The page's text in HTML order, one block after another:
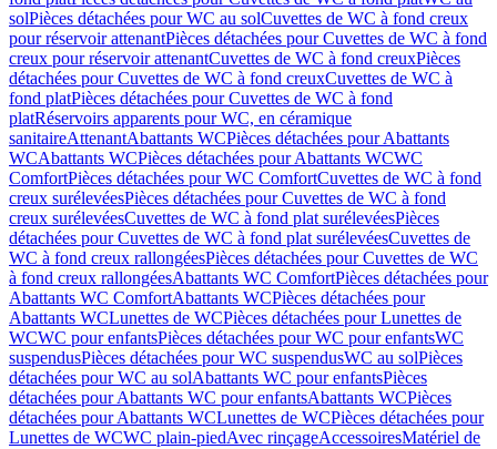
solPièces détachées pour WC au solCuvettes de WC à fond creux
pour réservoir attenantPièces détachées pour Cuvettes de WC à fond
creux pour réservoir attenantCuvettes de WC à fond creuxPièces
détachées pour Cuvettes de WC à fond creuxCuvettes de WC à
fond platPièces détachées pour Cuvettes de WC à fond
platRéservoirs apparents pour WC, en céramique
sanitaireAttenantAbattants WCPièces détachées pour Abattants
WCAbattants WCPièces détachées pour Abattants WCWC
ComfortPièces détachées pour WC ComfortCuvettes de WC à fond
creux surélevéesPièces détachées pour Cuvettes de WC à fond
creux surélevéesCuvettes de WC à fond plat surélevéesPièces
détachées pour Cuvettes de WC à fond plat surélevéesCuvettes de
WC à fond creux rallongéesPièces détachées pour Cuvettes de WC
à fond creux rallongéesAbattants WC ComfortPièces détachées pour
Abattants WC ComfortAbattants WCPièces détachées pour
Abattants WCLunettes de WCPièces détachées pour Lunettes de
WCWC pour enfantsPièces détachées pour WC pour enfantsWC
suspendusPièces détachées pour WC suspendusWC au solPièces
détachées pour WC au solAbattants WC pour enfantsPièces
détachées pour Abattants WC pour enfantsAbattants WCPièces
détachées pour Abattants WCLunettes de WCPièces détachées pour
Lunettes de WCWC plain-piedAvec rinçageAccessoiresMatériel de